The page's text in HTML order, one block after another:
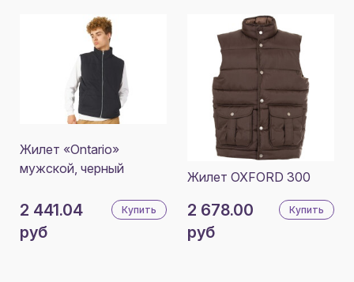
Жилет «Ontario»
мужской, черный
2 441.04
руб
Купить
Жилет OXFORD 300
2 678.00
руб
Купить